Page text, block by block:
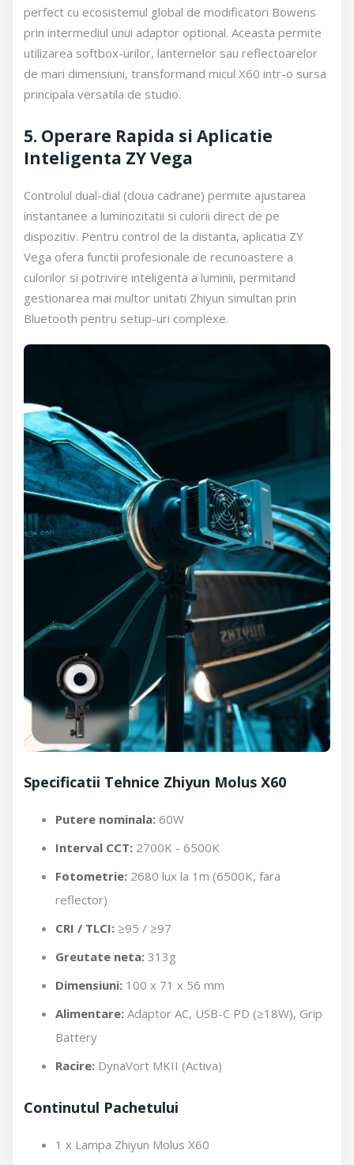
perfect cu ecosistemul global de modificatori Bowens
prin intermediul unui adaptor optional. Aceasta permite
utilizarea softbox-urilor, lanternelor sau reflectoarelor
de mari dimensiuni, transformand micul X60 intr-o sursa
principala versatila de studio.
5. Operare Rapida si Aplicatie
Inteligenta ZY Vega
Controlul dual-dial (doua cadrane) permite ajustarea
instantanee a luminozitatii si culorii direct de pe
dispozitiv. Pentru control de la distanta, aplicatia ZY
Vega ofera functii profesionale de recunoastere a
culorilor si potrivire inteligenta a luminii, permitand
gestionarea mai multor unitati Zhiyun simultan prin
Bluetooth pentru setup-uri complexe.
Specificatii Tehnice Zhiyun Molus X60
Putere nominala: 60W
Interval CCT: 2700K - 6500K
Fotometrie: 2680 lux la 1m (6500K, fara
reflector)
CRI / TLCI: ≥95 / ≥97
Greutate neta: 313g
Dimensiuni: 100 x 71 x 56 mm
Alimentare: Adaptor AC, USB-C PD (≥18W), Grip
Battery
Racire: DynaVort MKII (Activa)
Continutul Pachetului
1 x Lampa Zhiyun Molus X60